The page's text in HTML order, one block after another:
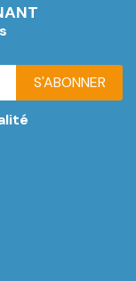
S'ABONNER